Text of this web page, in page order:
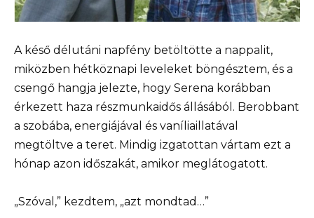
A késő délutáni napfény betöltötte a nappalit,
miközben hétköznapi leveleket böngésztem, és a
csengő hangja jelezte, hogy Serena korábban
érkezett haza részmunkaidős állásából. Berobbant
a szobába, energiájával és vaníliaillatával
megtöltve a teret. Mindig izgatottan vártam ezt a
hónap azon időszakát, amikor meglátogatott.
„Szóval,” kezdtem, „azt mondtad…”